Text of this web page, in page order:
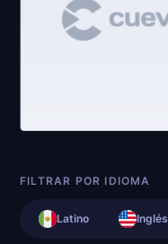
FILTRAR POR IDIOMA
Latino Inglés